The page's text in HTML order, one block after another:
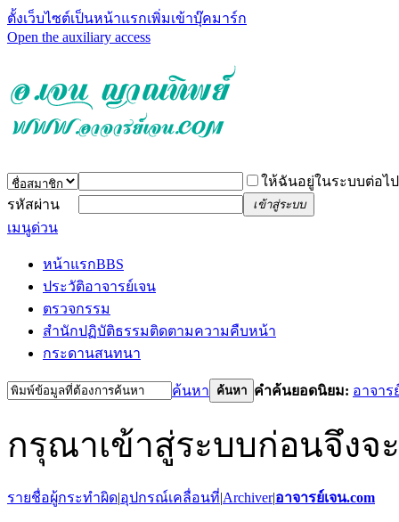
ตั้งเว็บไซต์เป็นหน้าแรกเพิ่มเข้าบุ๊คมาร์ก
Open the auxiliary access
ให้ฉันอยู่ในระบบต่อไป
รหัสผ่าน
เข้าสู่ระบบ
เมนูด่วน
หน้าแรกBBS
ประวัติอาจารย์เจน
ตรวจกรรม
สำนักปฏิบัติธรรมติดตามความคืบหน้า
กระดานสนทนา
ค้นหา ค้นหา คำค้นยอดนิยม: อาจาร
กรุณาเข้าสู่ระบบก่อนจึงจ
รายชื่อผู้กระทำผิด|อุปกรณ์เคลื่อนที่|Archiver|อาจารย์เจน.com